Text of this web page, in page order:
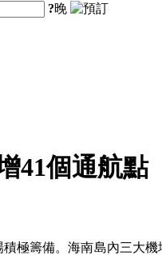
?晚
41個通航點
極籌備。海南島內三大